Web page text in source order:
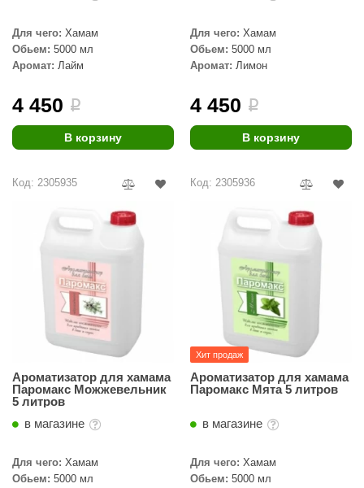
Для чего: Хамам
Обьем: 5000 мл
Аромат: Лайм
4 450 i
В корзину
Для чего: Хамам
Обьем: 5000 мл
Аромат: Лимон
4 450 i
В корзину
Код: 2305935
Ароматизатор для хамама
Паромакс Можжевельник
5 литров
в магазине
Для чего: Хамам
Обьем: 5000 мл
Код: 2305936
Хит продаж
Ароматизатор для хамама
Паромакс Мята 5 литров
в магазине
Для чего: Хамам
Обьем: 5000 мл